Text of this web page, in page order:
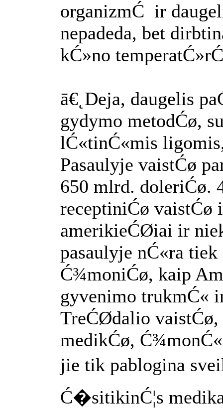
organizmĆ ir
nepadeda, bet
kĆ»no
ā€˛Deja, daugelis
gydymo metodĆø,
lĆ«tinĆ«mis
Pasaulyje vaistĆø
650 mlrd. doleriĆø.
receptiniĆø vaistĆø
amerikieĆØiai ir
pasaulyje nĆ«ra
Ć¾moniĆø, kaip
gyvenimo trukmĆ«
TreĆØdalio
medikĆø,
jie tik pablogina
Ć�sitikinĆ¦s